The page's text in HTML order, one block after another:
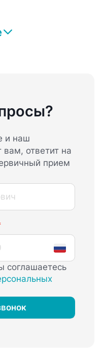
и наш
ответит на
прием
соглашаетесь